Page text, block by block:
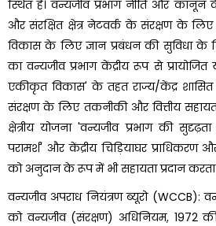
स्थित हैं। वन्यजीव प्रभाग नीति और
और संरक्षित क्षेत्र नेटवर्क के संरक्षण के
विकास के लिए ज्ञान प्रबंधन की सुविधा के
का वन्यजीव प्रभाग केंद्रीय रूप से
एकीकृत विकास' के तहत राज्य/केंद्र शासित
संरक्षण के लिए तकनीकी और वित्तीय
क्षेत्रीय योजना 'वन्यजीव प्रभाग की
परामर्श' और केंद्रीय चिड़ियाघर प्राधिकरण
को अनुदान के रूप में भी सहायता प्रदान करता
वन्यजीव अपराध नियंत्रण ब्यूरो (WCCB):
को वन्यजीव (संरक्षण) अधिनियम, 1972